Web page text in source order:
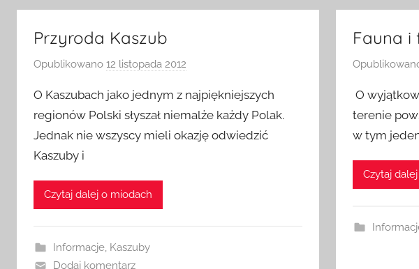
Przyroda Kaszub
Opublikowano 12 listopada 2012
z
e
z
O Kaszubach jako jednym z najpiękniejszych
regionów Polski słyszał niemalże każdy Polak.
Jednak nie wszyscy mieli okazję odwiedzić
Kaszuby i
Czytaj dalej o miodach
Informacje, Kaszuby
Dodaj komentarz
Fauna i
O
terenie
w tym
Czytaj